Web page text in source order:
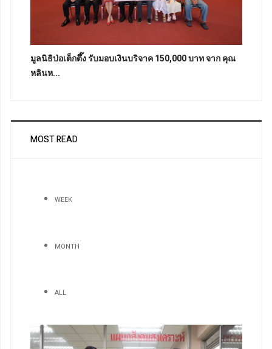
มูลนิธิป่อเต็กตึ๊ง รับมอบเงินบริจาค 150,000 บาท จาก คุณ
หลินห...
MOST READ
WEEK
MONTH
ALL